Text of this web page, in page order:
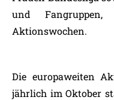
und
Aktionswochen.
Die europaweiten
jährlich im Oktober